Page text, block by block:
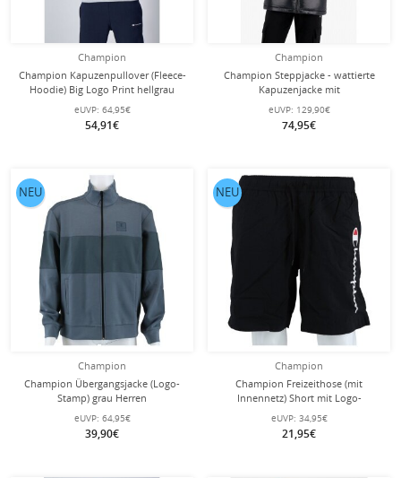
Champion
Champion Kapuzenpullover (Fleece-
Hoodie) Big Logo Print hellgrau
Herren
eUVP: 64,95€
54,91€
Champion
Champion Steppjacke - wattierte
Kapuzenjacke mit
Farbverlaufsbahnen - schwarz
Herren
eUVP: 129,90€
74,95€
Champion
Champion Übergangsjacke (Logo-
Stamp) grau Herren
eUVP: 64,95€
39,90€
NEU
Champion
Champion Freizeithose (mit
Innennetz) Short mit Logo-
Schriftzug schwarz Herren
eUVP: 34,95€
21,95€
NEU